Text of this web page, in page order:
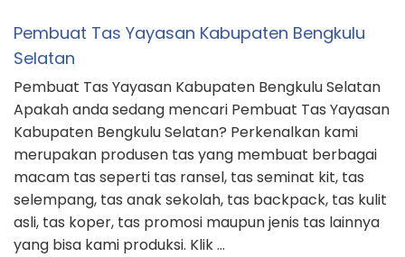
Pembuat Tas Yayasan Kabupaten Bengkulu
Selatan
Pembuat Tas Yayasan Kabupaten Bengkulu Selatan
Apakah anda sedang mencari Pembuat Tas Yayasan
Kabupaten Bengkulu Selatan? Perkenalkan kami
merupakan produsen tas yang membuat berbagai
macam tas seperti tas ransel, tas seminat kit, tas
selempang, tas anak sekolah, tas backpack, tas kulit
asli, tas koper, tas promosi maupun jenis tas lainnya
yang bisa kami produksi. Klik …